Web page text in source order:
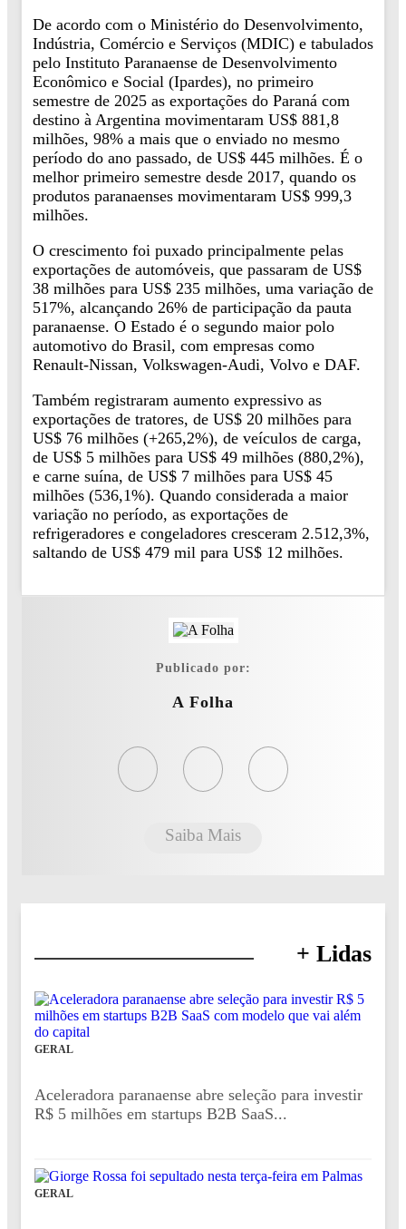
De acordo com o Ministério do Desenvolvimento,
Indústria, Comércio e Serviços (MDIC) e tabulados
pelo Instituto Paranaense de Desenvolvimento
Econômico e Social (Ipardes), no primeiro
semestre de 2025 as exportações do Paraná com
destino à Argentina movimentaram US$ 881,8
milhões, 98% a mais que o enviado no mesmo
período do ano passado, de US$ 445 milhões. É o
melhor primeiro semestre desde 2017, quando os
produtos paranaenses movimentaram US$ 999,3
milhões.
O crescimento foi puxado principalmente pelas
exportações de automóveis, que passaram de US$
38 milhões para US$ 235 milhões, uma variação de
517%, alcançando 26% de participação da pauta
paranaense. O Estado é o segundo maior polo
automotivo do Brasil, com empresas como
Renault-Nissan, Volkswagen-Audi, Volvo e DAF.
Também registraram aumento expressivo as
exportações de tratores, de US$ 20 milhões para
US$ 76 milhões (+265,2%), de veículos de carga,
de US$ 5 milhões para US$ 49 milhões (880,2%),
e carne suína, de US$ 7 milhões para US$ 45
milhões (536,1%). Quando considerada a maior
variação no período, as exportações de
refrigeradores e congeladores cresceram 2.512,3%,
saltando de US$ 479 mil para US$ 12 milhões.
Publicado por:
A Folha
Saiba Mais
+ Lidas
GERAL
Aceleradora paranaense abre seleção para investir
R$ 5 milhões em startups B2B SaaS...
GERAL